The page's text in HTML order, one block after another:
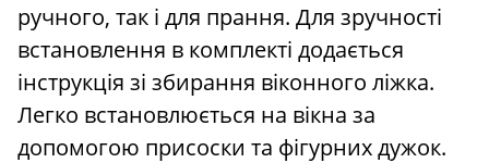
ручного, так і для прання. Для зручності
встановлення в комплекті додається
інструкція зі збирання віконного ліжка.
Легко встановлюється на вікна за
допомогою присоски та фігурних дужок.